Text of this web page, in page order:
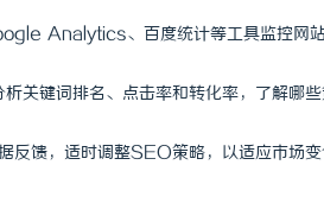
Analytics、百度统计等工具监控网
关键词排名、点击率和转化率，了解哪
反馈，适时调整SEO策略，以适应市场